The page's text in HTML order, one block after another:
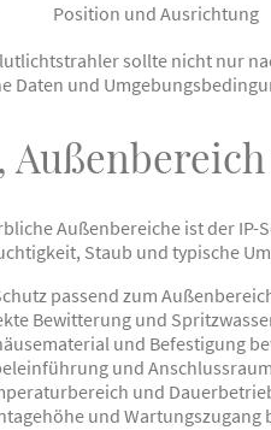
Position und Ausrichtung
sollte nicht nur
Daten und
Außenbereiche ist der
Staub und typische
passend zum
Bewitterung und
und Befestigung
und
und
und Wartungszugang